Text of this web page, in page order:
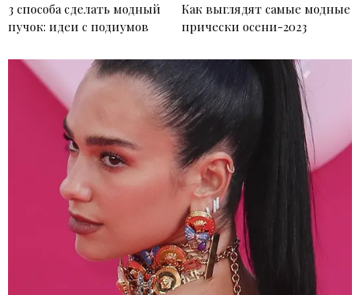
3 способа сделать модный
пучок: идеи с подиумов
Как выглядят самые модные
прически осени-2023